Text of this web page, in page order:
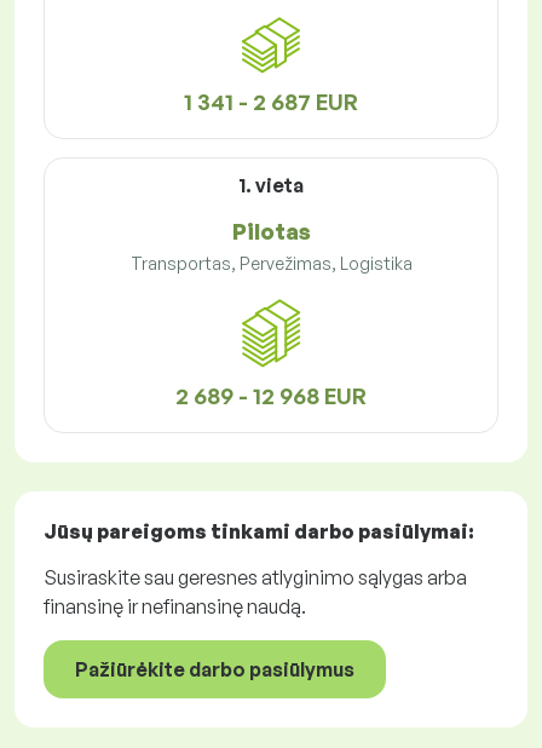
1 341 - 2 687 EUR
1. vieta
Pilotas
Transportas, Pervežimas, Logistika
2 689 - 12 968 EUR
Jūsų pareigoms tinkami darbo pasiūlymai:
Susiraskite sau geresnes atlyginimo sąlygas arba
finansinę ir nefinansinę naudą.
Pažiūrėkite darbo pasiūlymus